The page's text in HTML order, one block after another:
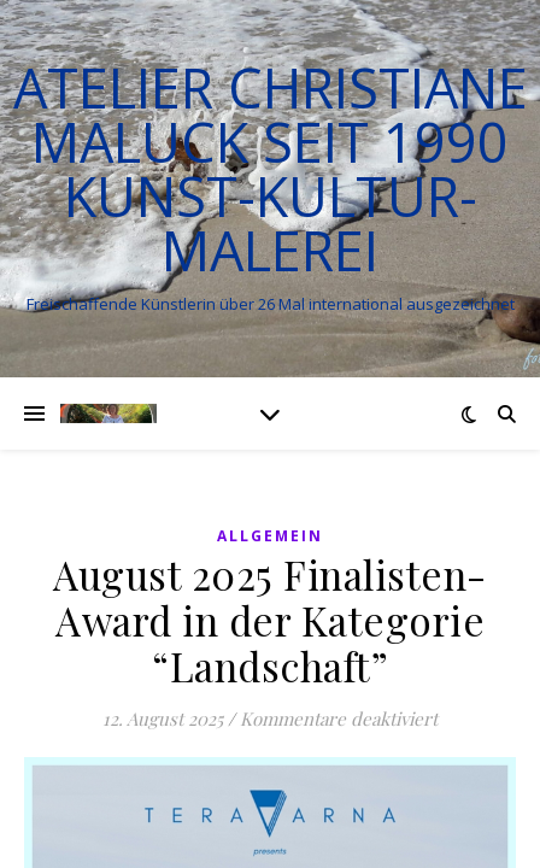
ATELIER CHRISTIANE
MALUCK SEIT 1990
KUNST-KULTUR-
MALEREI
Freischaffende Künstlerin über 26 Mal international ausgezeichnet
ALLGEMEIN
August 2025 Finalisten-
Award in der Kategorie
“Landschaft”
12. August 2025 / Kommentare deaktiviertfür August